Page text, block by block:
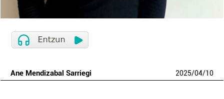
Ane Mendizabal Sarriegi 2025/04/10